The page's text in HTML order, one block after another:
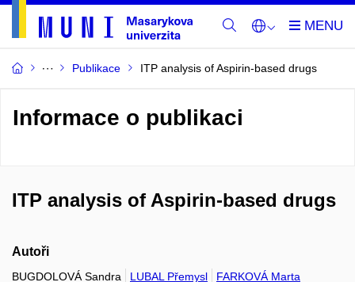
Publikace ITP analysis of Aspirin-based drugs
Informace o publikaci
ITP analysis of Aspirin-based drugs
Autoři
BUGDOLOVÁ Sandra LUBAL Přemysl FARKOVÁ Marta